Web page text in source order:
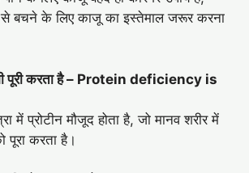
से बचने के लिए काजू का इस्तेमाल जरूर करना
पूरी करता है – Protein deficiency is
में प्रोटीन मौजूद होता है, जो मानव शरीर में
पूरा करता है।